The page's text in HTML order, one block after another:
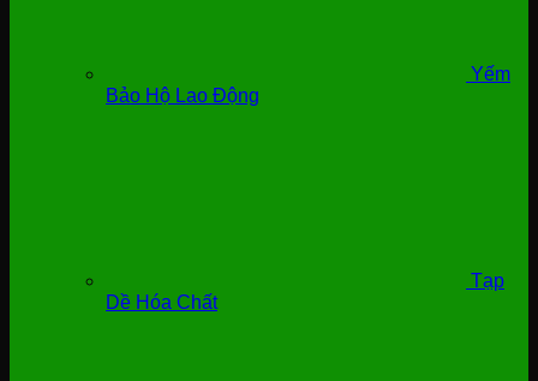
Yếm
Bảo Hộ Lao Động
Tạp
Dề Hóa Chất